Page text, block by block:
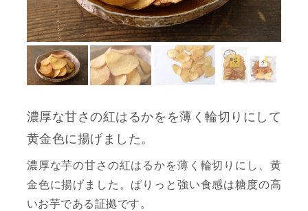
濃厚な甘さの紅はるかをを薄く輪切りにして
黄金色に揚げました。
濃厚な芋の甘さの紅はるかを薄く輪切りにし、黄
金色に揚げました。ぱりっと強い食感は糖度の高
いお芋である証拠です。